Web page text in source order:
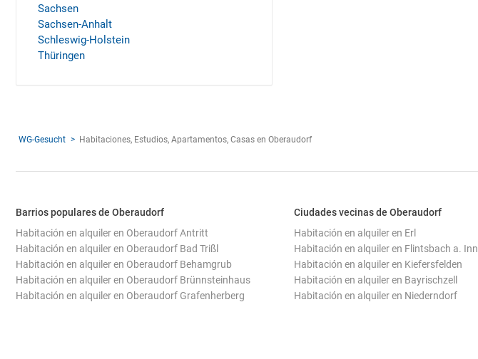
Sachsen
Sachsen-Anhalt
Schleswig-Holstein
Thüringen
WG-Gesucht Habitaciones, Estudios, Apartamentos, Casas en Oberaudorf
Barrios populares de Oberaudorf
Habitación en alquiler en Oberaudorf Antritt
Habitación en alquiler en Oberaudorf Bad Trißl
Habitación en alquiler en Oberaudorf Behamgrub
Habitación en alquiler en Oberaudorf Brünnsteinhaus
Habitación en alquiler en Oberaudorf Grafenherberg
Ciudades vecinas de Oberaudorf
Habitación en alquiler en Erl
Habitación en alquiler en Flintsbach a. Inn
Habitación en alquiler en Kiefersfelden
Habitación en alquiler en Bayrischzell
Habitación en alquiler en Niederndorf